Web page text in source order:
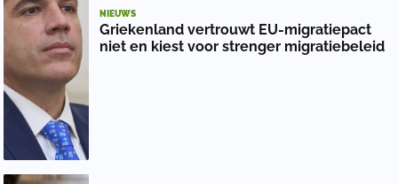
NIEUWS
Griekenland vertrouwt EU-migratiepact
niet en kiest voor strenger migratiebeleid